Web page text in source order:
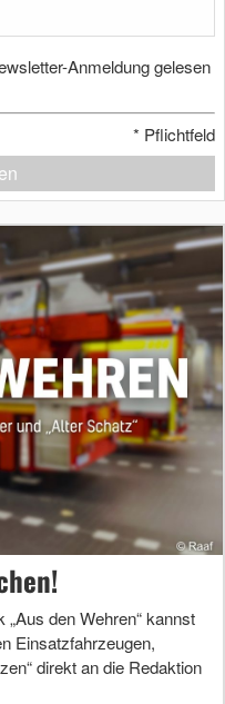
Anmeldung gelesen
* Pflichtfeld
den Wehren“ kannst
Einsatzfahrzeugen,
direkt an die Redaktion